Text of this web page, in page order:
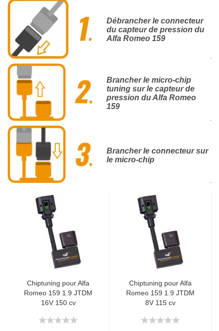
Débrancher le connecteur
du capteur de pression du
Alfa Romeo 159
Brancher le micro-chip
tuning sur le capteur de
pression du Alfa Romeo
159
Brancher le connecteur sur
le micro-chip
Chiptuning pour Alfa
Romeo 159 1.9 JTDM
16V 150 cv
Chiptuning pour Alfa
Romeo 159 1.9 JTDM
8V 115 cv